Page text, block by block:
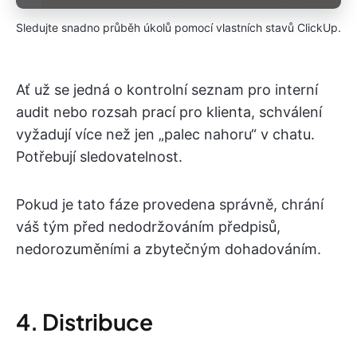
Sledujte snadno průběh úkolů pomocí vlastních stavů ClickUp.
Ať už se jedná o kontrolní seznam pro interní
audit nebo rozsah prací pro klienta, schválení
vyžadují více než jen „palec nahoru“ v chatu.
Potřebují sledovatelnost.
Pokud je tato fáze provedena správně, chrání
váš tým před nedodržováním předpisů,
nedorozuměními a zbytečným dohadováním.
4. Distribuce